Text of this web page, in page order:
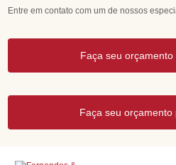
Entre em contato com um de nossos
Faça seu
Faça seu orçamento